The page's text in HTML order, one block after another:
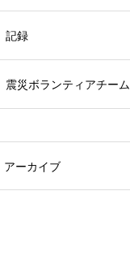
記録
震災ボランティアチーム
アーカイブ